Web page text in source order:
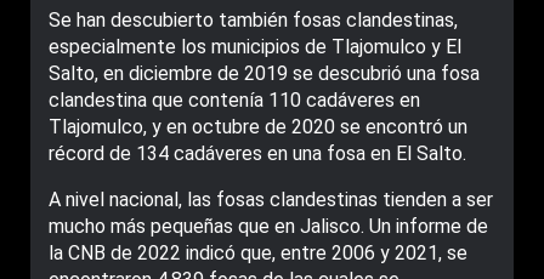
Se han descubierto también fosas clandestinas,
especialmente los municipios de Tlajomulco y El
Salto, en diciembre de 2019 se descubrió una fosa
clandestina que contenía 110 cadáveres en
Tlajomulco, y en octubre de 2020 se encontró un
récord de 134 cadáveres en una fosa en El Salto.
A nivel nacional, las fosas clandestinas tienden a ser
mucho más pequeñas que en Jalisco. Un informe de
la CNB de 2022 indicó que, entre 2006 y 2021, se